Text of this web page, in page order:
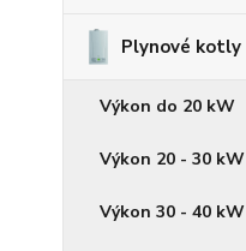
Plynové kotly
Výkon do 20 kW
Výkon 20 - 30 kW
Výkon 30 - 40 kW